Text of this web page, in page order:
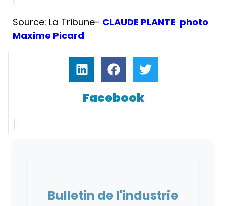
Source: La Tribune- CLAUDE PLANTE photo
Maxime Picard
Facebook
Bulletin de l'industrie